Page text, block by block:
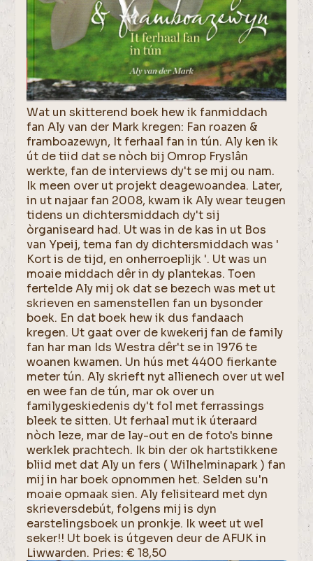
Wat un skitterend boek hew ik fanmiddach
fan Aly van der Mark kregen: Fan roazen &
framboazewyn, It ferhaal fan in tún. Aly ken ik
út de tiid dat se nòch bij Omrop Fryslân
werkte, fan de interviews dy't se mij ou nam.
Ik meen over ut projekt deagewoandea. Later,
in ut najaar fan 2008, kwam ik Aly wear teugen
tidens un dichtersmiddach dy't sij
òrganiseard had. Ut was in de kas in ut Bos
van Ypeij, tema fan dy dichtersmiddach was '
Kort is de tijd, en onherroeplijk '. Ut was un
moaie middach dêr in dy plantekas. Toen
fertelde Aly mij ok dat se bezech was met ut
skrieven en samenstellen fan un bysonder
boek. En dat boek hew ik dus fandaach
kregen. Ut gaat over de kwekerij fan de family
fan har man Ids Westra dêr't se in 1976 te
woanen kwamen. Un hús met 4400 fierkante
meter tún. Aly skrieft nyt allienech over ut wel
en wee fan de tún, mar ok over un
familygeskiedenis dy't fol met ferrassings
bleek te sitten. Ut ferhaal mut ik úteraard
nòch leze, mar de lay-out en de foto's binne
werklek prachtech. Ik bin der ok hartstikkene
bliid met dat Aly un fers ( Wilhelminapark ) fan
mij in har boek opnommen het. Selden su'n
moaie opmaak sien. Aly felisiteard met dyn
skrieversdebút, folgens mij is dyn
earstelingsboek un pronkje. Ik weet ut wel
seker!! Ut boek is útgeven deur de AFUK in
Liwwarden. Pries: € 18,50